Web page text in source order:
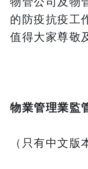
的防疫抗疫工
值得大家尊敬
物業管理業監
（只有中文版